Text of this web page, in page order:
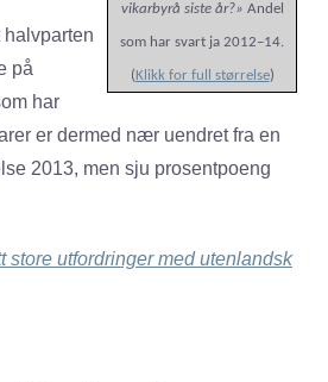
vikarbyrå siste år?» Andel
som har svart ja 2012–14.
( Klikk for full størrelse)
halvparten
på
har
er dermed nær uendret fra en
2013, men sju prosentpoeng
store utfordringer med utenlandsk